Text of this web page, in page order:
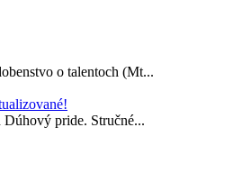
o talentoch (Mt...
pride. Stručné...